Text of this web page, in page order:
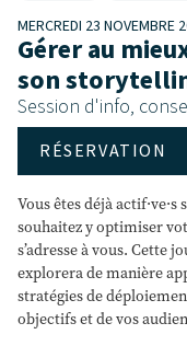
MERCREDI 23 NOVEMBRE
Gérer au
son
Session d'info,
RÉSERVATION
Vous êtes déjà
souhaitez y optimiser
s’adresse à vous. Cette
explorera de manière
stratégies de
objectifs et de vos